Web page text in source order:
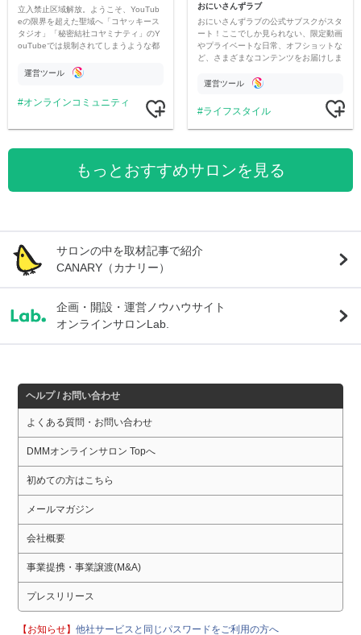
立入禁止区域解放。ようこそ、YouTub
eの限界を超えた聖域へ「コヤッキース
タジオ」「秘密結社コヤミナティ」のY
ouTubeでは規制されてしまうような都
公開。
運営ツール
オンラインコミュニティ
おにいさんずラブ
おにいさんずラブの公式サブスクがスタ
ート！ここでしか見られない、限定動画
やプライベートな日常、オフショットな
ど、さまざまなコンテンツをお届けしま
運営ツール
ライフスタイル
もっとおすすめサロンを見る
サロンの中を取材記事で紹介
CANARY（カナリー）
企画・開設・運営ノウハウサイト
オンラインサロンLab.
ヘルプ / お問い合わせ
よくある質問・お問い合わせ
DMMオンラインサロン Topへ
初めての方はこちら
メールマガジン
会社概要
事業提携・事業譲渡(M&A)
プレスリリース
【お知らせ】他社サービスと同じパスワードをご利用の方へ